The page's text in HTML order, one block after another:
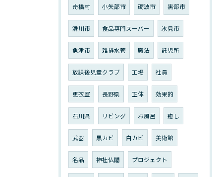
舟橋村 小矢部市 砺波市 黒部市
滑川市 食品専門スーパー 氷見市
魚津市 雑排水管 魔法 託児所
放課後児童クラブ 工場 社員
更衣室 長野県 正体 効果的
石川県 リビング お風呂 癒し
武器 黒カビ 白カビ 美術館
名品 神社仏閣 プロジェクト